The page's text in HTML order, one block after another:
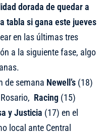
dorada de quedar a
tabla si gana este jueves
en las últimas tres
a la siguiente fase, algo
de semana Newell’s (18)
Racing (15)
yJusticia (17) en el
local ante Central